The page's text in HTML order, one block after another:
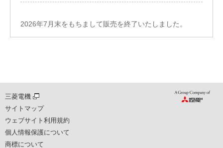
2026年7月末をもちまして販売を終了いたしました。
三菱電機
サイトマップ
ウェブサイト利用規約
個人情報保護について
商標について